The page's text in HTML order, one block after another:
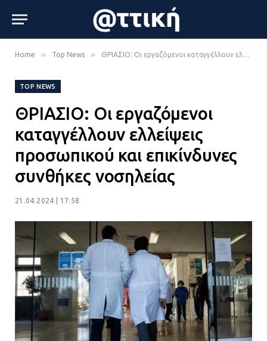
Home » Top News » ΘΡΙΑΣΙΟ: Οι εργαζόμενοι καταγγέλλουν ελλείψεις προσωπικού και επικίνδυνες συνθήκες νοσηλείας
TOP NEWS
ΘΡΙΑΣΙΟ: Οι εργαζόμενοι
καταγγέλλουν ελλείψεις
προσωπικού και επικίνδυνες
συνθήκες νοσηλείας
21.04.2024 | 17:58